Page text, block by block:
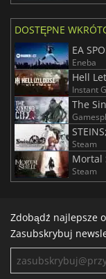
DOSTĘPNE
EA
Eneba
Hell
Instant
The
Steam
Mortal
Steam
Zdobądź najlepsze
Zasubskrybuj